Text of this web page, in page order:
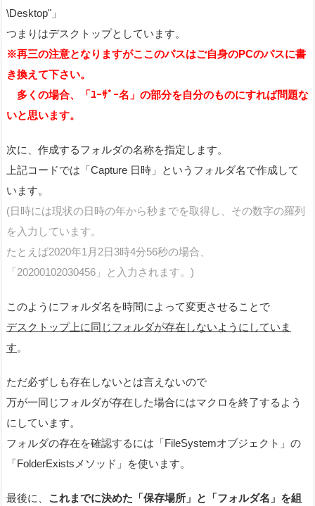
\Desktop"」
つまりはデスクトップとしています。
※再三の注意となりますがここのパスはご自身のPCのパスに書
き換えて下さい。
多くの場合、「ﾕｰｻﾞｰ名」の部分を自分のものにすれば問題な
いと思います。
次に、作成するフォルダの名称を指定します。
上記コードでは「Capture 日時」というフォルダ名で作成して
います。
(日時には現状の日時の年から秒までを取得し、その数字の羅列
を入力しています。
たとえば2020年1月2日3時4分56秒の場合、
「20200102030456」と入力されます。)
このようにフォルダ名を時間によって変更させることで
デスクトップ上に同じフォルダが存在しないようにしていま
す。
ただ必ずしも存在しないとは言えないので
万が一同じフォルダが存在した場合にはマクロを終了するよう
にしています。
フォルダの存在を確認するには「FileSystemオブジェクト」の
「FolderExistsメソッド」を使います。
最後に、 これまでに決めた「保存場所」と「フォルダ名」を組